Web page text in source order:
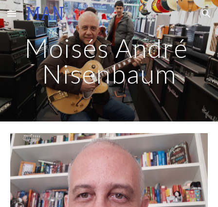
Skip to main content Skip to navigation
Moisés André
Nisenbaum